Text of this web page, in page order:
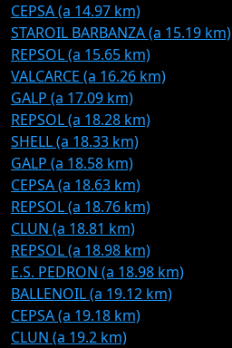
CEPSA (a 14.97 km)
STAROIL BARBANZA (a 15.19 km)
REPSOL (a 15.65 km)
VALCARCE (a 16.26 km)
GALP (a 17.09 km)
REPSOL (a 18.28 km)
SHELL (a 18.33 km)
GALP (a 18.58 km)
CEPSA (a 18.63 km)
REPSOL (a 18.76 km)
CLUN (a 18.81 km)
REPSOL (a 18.98 km)
E.S. PEDRON (a 18.98 km)
BALLENOIL (a 19.12 km)
CEPSA (a 19.18 km)
CLUN (a 19.2 km)